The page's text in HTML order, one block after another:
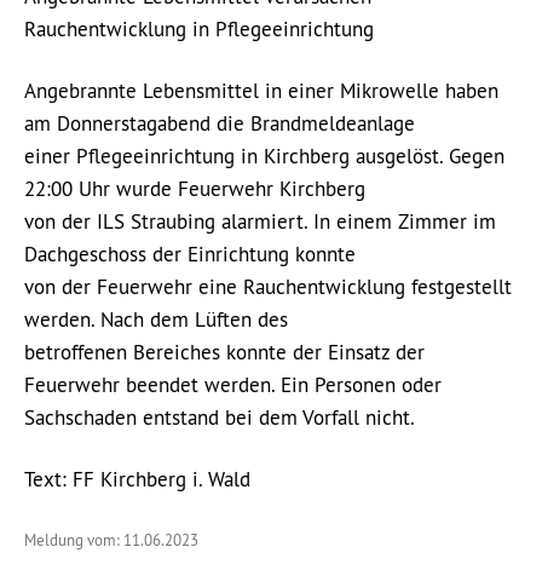
Rauchentwicklung in Pflegeeinrichtung
Angebrannte Lebensmittel in einer Mikrowelle haben
am Donnerstagabend die Brandmeldeanlage
einer Pflegeeinrichtung in Kirchberg ausgelöst. Gegen
22:00 Uhr wurde Feuerwehr Kirchberg
von der ILS Straubing alarmiert. In einem Zimmer im
Dachgeschoss der Einrichtung konnte
von der Feuerwehr eine Rauchentwicklung festgestellt
werden. Nach dem Lüften des
betroffenen Bereiches konnte der Einsatz der
Feuerwehr beendet werden. Ein Personen oder
Sachschaden entstand bei dem Vorfall nicht.
Text: FF Kirchberg i. Wald
Meldung vom: 11.06.2023